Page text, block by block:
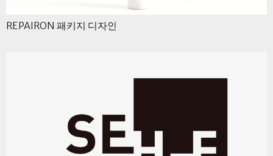
REPAIRON 패키지 디자인